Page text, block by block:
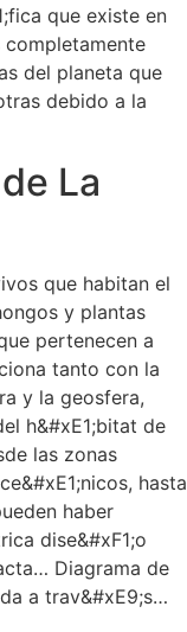
que existe en
completamente
del planeta que
debido a la
La
que habitan el
y plantas
pertenecen a
tanto con la
y la geosfera,
h&#xE1;bitat de
las zonas
hasta
haber
dise&#xF1;o
Diagrama de
a trav&#xE9;s…